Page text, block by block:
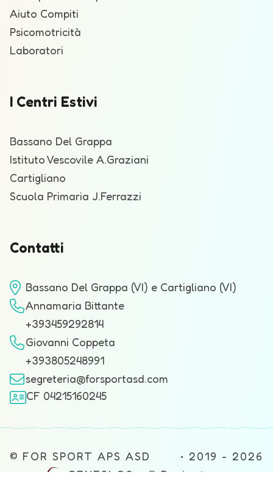
Aiuto Compiti
Psicomotricità
Laboratori
I Centri Estivi
Bassano Del Grappa
Istituto Vescovile A.Graziani
Cartigliano
Scuola Primaria J.Ferrazzi
Contatti
Bassano Del Grappa (VI) e Cartigliano (VI)
Annamaria Bittante
+393459292814
Giovanni Coppeta
+393805248991
segreteria@forsportasd.com
CF 04215160245
© FOR SPORT APS ASD • 2019 - 2026
GENESI OS™ ® Project